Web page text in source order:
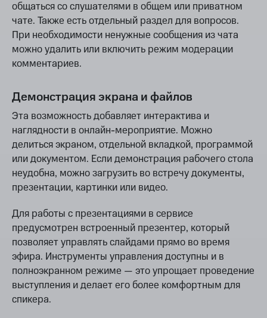
общаться со слушателями в общем или приватном
чате. Также есть отдельный раздел для вопросов.
При необходимости ненужные сообщения из чата
можно удалить или включить режим модерации
комментариев.
Демонстрация экрана и файлов
Эта возможность добавляет интерактива и
наглядности в онлайн-мероприятие. Можно
делиться экраном, отдельной вкладкой, программой
или документом. Если демонстрация рабочего стола
неудобна, можно загрузить во встречу документы,
презентации, картинки или видео.
Для работы с презентациями в сервисе
предусмотрен встроенный презентер, который
позволяет управлять слайдами прямо во время
эфира. Инструменты управления доступны и в
полноэкранном режиме — это упрощает проведение
выступления и делает его более комфортным для
спикера.